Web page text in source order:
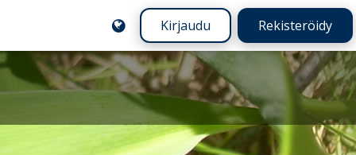
Kirjaudu Rekisteröidy